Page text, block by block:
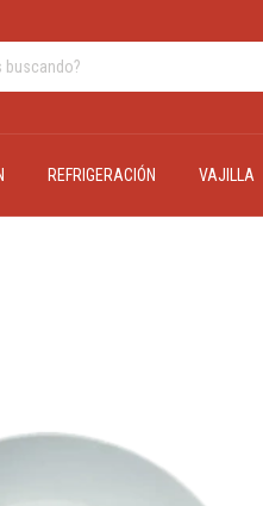
REFRIGERACIÓN VAJILLA